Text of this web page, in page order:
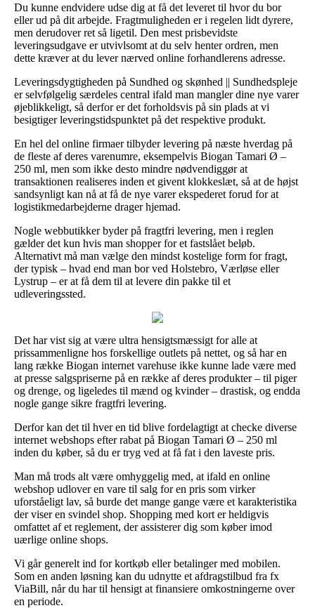
Du kunne endvidere udse dig at få det leveret til hvor du bor
eller ud på dit arbejde. Fragtmuligheden er i regelen lidt dyrere,
men derudover ret så ligetil. Den mest prisbevidste
leveringsudgave er utvivlsomt at du selv henter ordren, men
dette kræver at du lever nærved online forhandlerens adresse.
Leveringsdygtigheden på Sundhed og skønhed || Sundhedspleje
er selvfølgelig særdeles central ifald man mangler dine nye varer
øjeblikkeligt, så derfor er det forholdsvis på sin plads at vi
besigtiger leveringstidspunktet på det respektive produkt.
En hel del online firmaer tilbyder levering på næste hverdag på
de fleste af deres varenumre, eksempelvis Biogan Tamari Ø –
250 ml, men som ikke desto mindre nødvendiggør at
transaktionen realiseres inden et givent klokkeslæt, så at de højst
sandsynligt kan nå at få de nye varer ekspederet forud for at
logistikmedarbejderne drager hjemad.
Nogle webbutikker byder på fragtfri levering, men i reglen
gælder det kun hvis man shopper for et fastslået beløb.
Alternativt må man vælge den mindst kostelige form for fragt,
der typisk – hvad end man bor ved Holstebro, Værløse eller
Lystrup – er at få dem til at levere din pakke til et
udleveringssted.
Det har vist sig at være ultra hensigtsmæssigt for alle at
prissammenligne hos forskellige outlets på nettet, og så har en
lang række Biogan internet varehuse ikke kunne lade være med
at presse salgspriserne på en række af deres produkter – til piger
og drenge, og ligeledes til mænd og kvinder – drastisk, og endda
nogle gange sikre fragtfri levering.
Derfor kan det til hver en tid blive fordelagtigt at checke diverse
internet webshops efter rabat på Biogan Tamari Ø – 250 ml
inden du køber, så du er tryg ved at få fat i den laveste pris.
Man må trods alt være omhyggelig med, at ifald en online
webshop udlover en vare til salg for en pris som virker
uforståeligt lav, så burde det mange gange være et karakteristika
der viser en svindel shop. Shopping med kort er heldigvis
omfattet af et reglement, der assisterer dig som køber imod
uærlige online shops.
Vi går generelt ind for kortkøb eller betalinger med mobilen.
Som en anden løsning kan du udnytte et afdragstilbud fra fx
ViaBill, når du har til hensigt at finansiere omkostningerne over
en periode.